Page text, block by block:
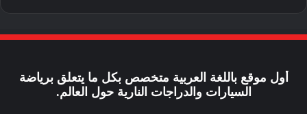
حصة التجارب الختامية لمدة ساعة واحدة
بعد غروب الشمس، بهدف منح السائقين
فرصة التأقلم. مع ظروف القيادة الليلية.
أول موقع باللغة العربية متخصص بكل ما يتعلق برياضة
السيارات والدراجات النارية حول العالم.